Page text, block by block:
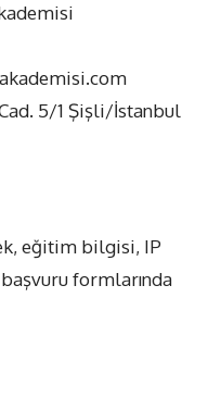
5/1 Şişli/İstanbul
eğitim bilgisi, IP
formlarında